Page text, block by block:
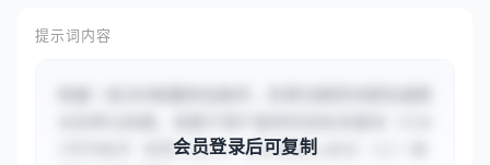
提示词内容
I写作助手 效率工具}}）和内容核心定位（{{一款
会员登录后可复制